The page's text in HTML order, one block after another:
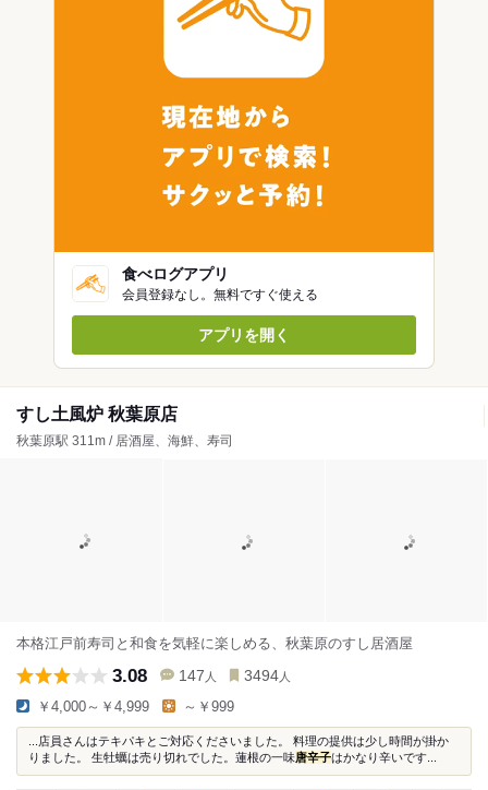
食べログアプリ
会員登録なし。無料ですぐ使える
アプリを開く
すし土風炉 秋葉原店
秋葉原駅 311m / 居酒屋、海鮮、寿司
本格江戸前寿司と和食を気軽に楽しめる、秋葉原のすし居酒屋
3.08 147 人 3494 人
￥4,000～￥4,999 ～￥999
...店員さんはテキパキとご対応くださいました。 料理の提供は少し時間が掛か
りました。 生牡蠣は売り切れでした。蓮根の一味唐辛子はかなり辛いです...